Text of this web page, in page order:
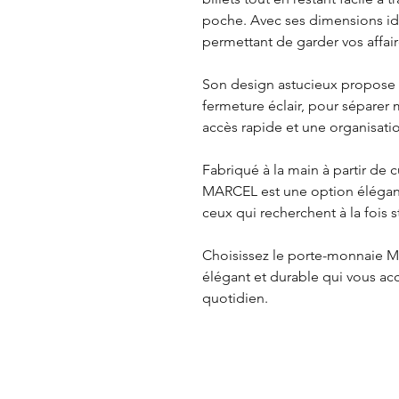
poche. Avec ses dimensions
permettant de garder vos
Son design astucieux
fermeture éclair, pour séparer
accès rapide et une
Fabriqué à la main à partir de
MARCEL est une option
ceux qui recherchent à la fois
Choisissez le porte-monnaie
élégant et durable qui vous
quotidien.